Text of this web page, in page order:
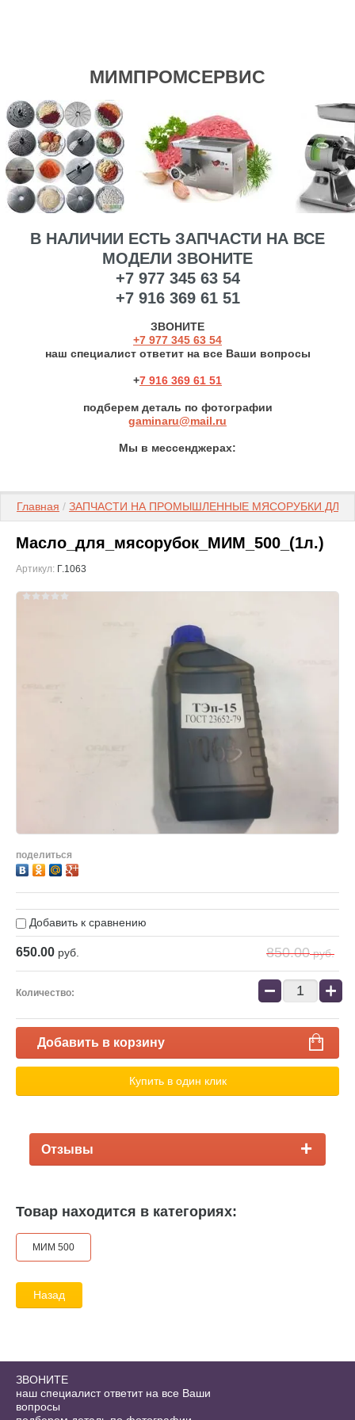
МИМПРОМСЕРВИС
В НАЛИЧИИ ЕСТЬ ЗАПЧАСТИ НА ВСЕ
МОДЕЛИ ЗВОНИТЕ
+7 977 345 63 54
+7 916 369 61 51
ЗВОНИТЕ
+7 977 345 63 54
наш специалист ответит на все Ваши вопросы
+7 916 369 61 51
подберем деталь по фотографии
gaminaru@mail.ru
Мы в мессенджерах:
Главная / ЗАПЧАСТИ НА ПРОМЫШЛЕННЫЕ МЯСОРУБКИ ДЛЯ
Масло_для_мясорубок_МИМ_500_(1л.)
Артикул: Г.1063
поделиться
Добавить к сравнению
650.00 руб. 850.00руб.
Количество: − +
Добавить в корзину
Купить в один клик
Отзывы
Товар находится в категориях:
МИМ 500
Назад
ЗВОНИТЕ
наш специалист ответит на все Ваши
вопросы